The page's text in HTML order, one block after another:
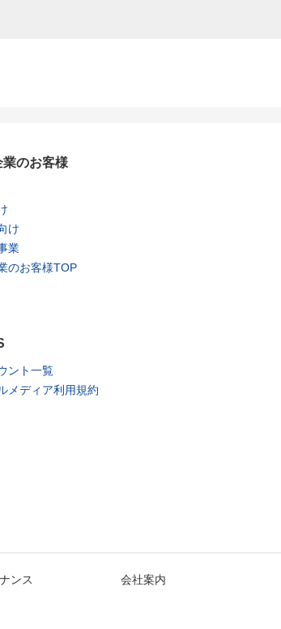
業のお客様
け
業
のお客様TOP
ント一覧
メディア利用規約
ンス 会社案内